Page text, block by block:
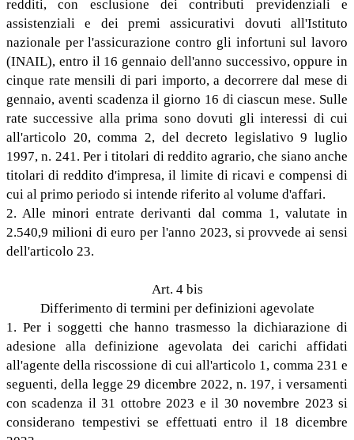
redditi, con esclusione dei contributi previdenziali e
assistenziali e dei premi assicurativi dovuti all'Istituto
nazionale per l'assicurazione contro gli infortuni sul lavoro
(INAIL), entro il 16 gennaio dell'anno successivo, oppure in
cinque rate mensili di pari importo, a decorrere dal mese di
gennaio, aventi scadenza il giorno 16 di ciascun mese. Sulle
rate successive alla prima sono dovuti gli interessi di cui
all'articolo 20, comma 2, del decreto legislativo 9 luglio
1997, n. 241. Per i titolari di reddito agrario, che siano anche
titolari di reddito d'impresa, il limite di ricavi e compensi di
cui al primo periodo si intende riferito al volume d'affari.
2. Alle minori entrate derivanti dal comma 1, valutate in
2.540,9 milioni di euro per l'anno 2023, si provvede ai sensi
dell'articolo 23.
Art. 4 bis
Differimento di termini per definizioni agevolate
1. Per i soggetti che hanno trasmesso la dichiarazione di
adesione alla definizione agevolata dei carichi affidati
all'agente della riscossione di cui all'articolo 1, comma 231 e
seguenti, della legge 29 dicembre 2022, n. 197, i versamenti
con scadenza il 31 ottobre 2023 e il 30 novembre 2023 si
considerano tempestivi se effettuati entro il 18 dicembre